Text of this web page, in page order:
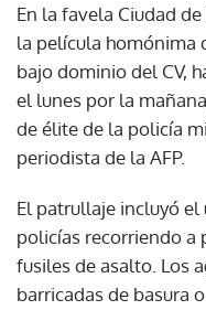
En la favela Ciudad
la película homónima
bajo dominio del CV,
el lunes por la
de élite de la policía
periodista de la AFP.
El patrullaje incluyó
policías recorriendo a
fusiles de asalto. Los
barricadas de basura